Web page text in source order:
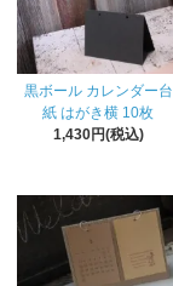
黒ボール カレンダー台
紙 はがき横 10枚
1,430円(税込)